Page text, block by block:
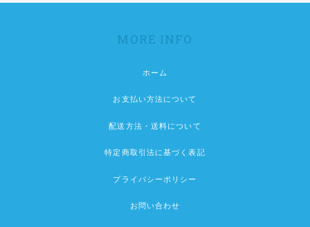
MORE INFO
ホーム
お支払い方法について
配送方法・送料について
特定商取引法に基づく表記
プライバシーポリシー
お問い合わせ